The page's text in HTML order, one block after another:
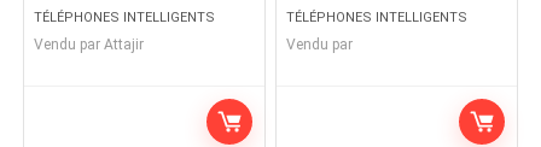
TÉLÉPHONES INTELLIGENTS
Vendu par Attajir
TÉLÉPHONES INTELLIGENTS
Vendu par